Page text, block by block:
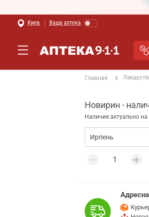
Киев Ваша аптека
Главная
Новирин -
Наличие актуально на